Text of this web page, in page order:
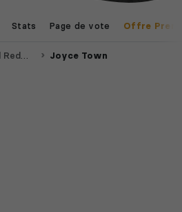
Stats Page de vote Offre
2 Joyce Town